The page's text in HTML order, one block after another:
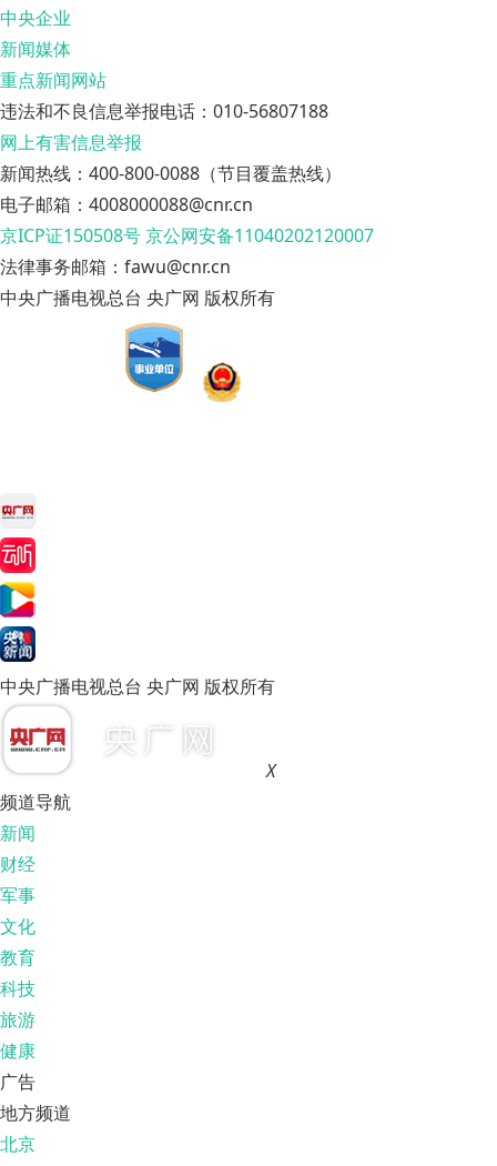
中央企业
新闻媒体
重点新闻网站
违法和不良信息举报电话：010-56807188
网上有害信息举报
新闻热线：400-800-0088（节目覆盖热线）
电子邮箱：4008000088@cnr.cn
京ICP证150508号京公网安备11040202120007
法律事务邮箱：fawu@cnr.cn
中央广播电视总台 央广网 版权所有
中央广播电视总台 央广网 版权所有
X
频道导航
新闻
财经
军事
文化
教育
科技
旅游
健康
广告
地方频道
北京